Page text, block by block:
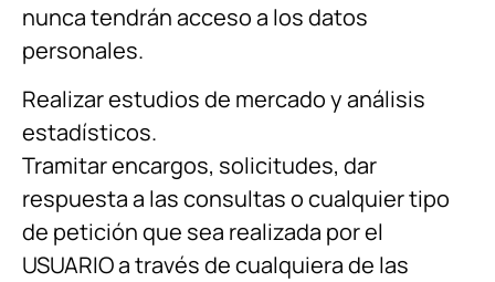
nunca tendrán acceso a los datos
personales.
Realizar estudios de mercado y análisis
estadísticos.
Tramitar encargos, solicitudes, dar
respuesta a las consultas o cualquier tipo
de petición que sea realizada por el
USUARIO a través de cualquiera de las